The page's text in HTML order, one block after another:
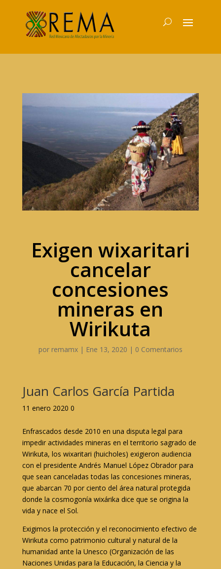
Exigen wixaritari
cancelar
concesiones
mineras en
Wirikuta
por remamx| Ene 13, 2020 | 0 Comentarios
Juan Carlos García Partida
11 enero 2020 0
Enfrascados desde 2010 en una disputa legal para
impedir actividades mineras en el territorio sagrado de
Wirikuta, los wixaritari (huicholes) exigieron audiencia
con el presidente Andrés Manuel López Obrador para
que sean canceladas todas las concesiones mineras,
que abarcan 70 por ciento del área natural protegida
donde la cosmogonía wixárika dice que se origina la
vida y nace el Sol.
Exigimos la protección y el reconocimiento efectivo de
Wirikuta como patrimonio cultural y natural de la
humanidad ante la Unesco (Organización de las
Naciones Unidas para la Educación, la Ciencia y la